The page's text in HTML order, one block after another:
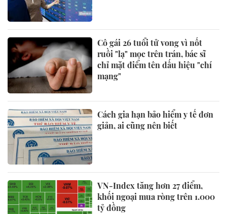
Cô gái 26 tuổi tử vong vì nốt
ruồi "lạ" mọc trên trán, bác sĩ
chỉ mặt điểm tên dấu hiệu "chí
mạng"
Cách gia hạn bảo hiểm y tế đơn
giản, ai cũng nên biết
VN-Index tăng hơn 27 điểm,
khối ngoại mua ròng trên 1.000
tỷ đồng